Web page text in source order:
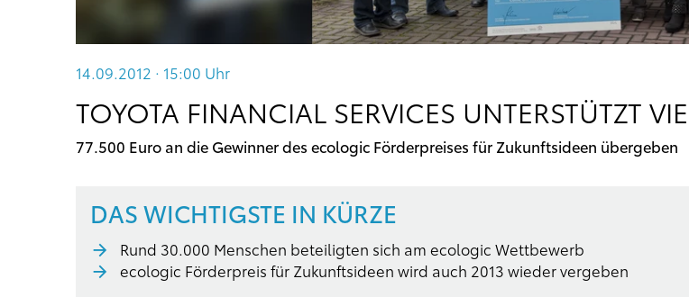
14.09.2012 · 15:00 Uhr
TOYOTA FINANCIAL SERVICES UNTERSTÜTZT
77.500 Euro an die Gewinner des ecologic Förderpreises für Zukunftsideen übergeben
DAS WICHTIGSTE IN KÜRZE
Rund 30.000 Menschen beteiligten sich am ecologic Wettbewerb
ecologic Förderpreis für Zukunftsideen wird auch 2013 wieder vergeben